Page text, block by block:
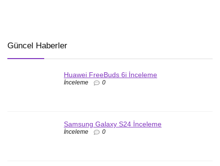
Güncel Haberler
Huawei FreeBuds 6i İnceleme
İnceleme 0
Samsung Galaxy S24 İnceleme
İnceleme 0